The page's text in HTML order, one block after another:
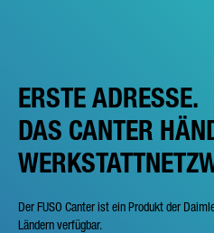
ERSTE ADRESSE.
DAS CANTER
Der FUSO Canter ist ein Produkt der
Ländern verfügbar.